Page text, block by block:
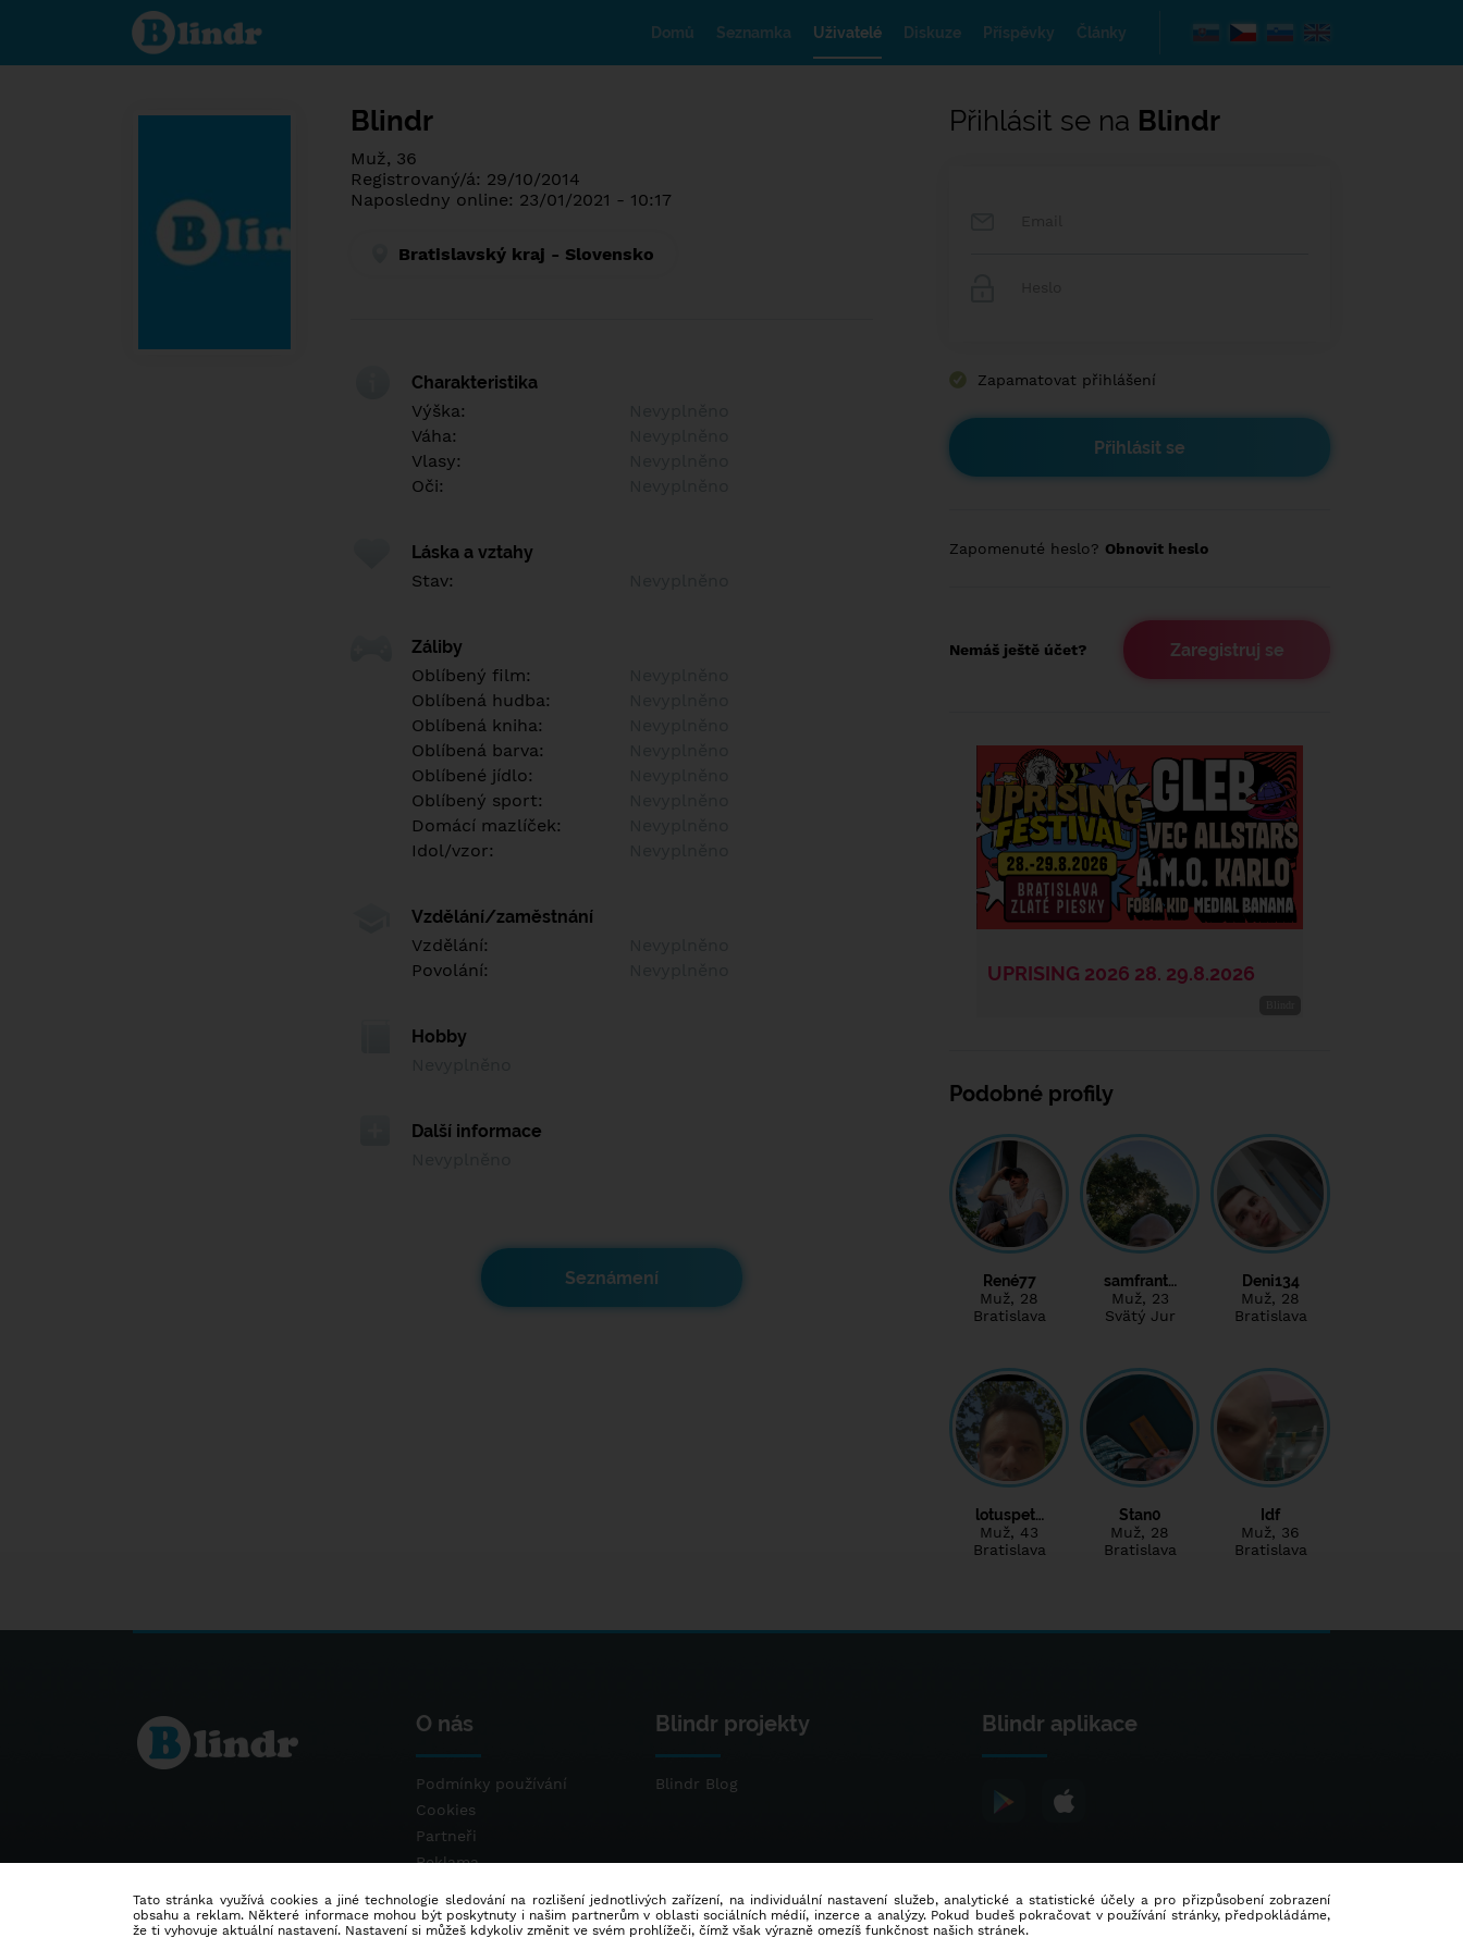
Poznej co je
pod maskou.
Seznamovací
Domů Seznamka Uživatelé Diskuze Příspěvky Články
Blindr
Muž, 36
Registrovaný/á: 29/10/2014
Naposledny online: 23/01/2021 - 10:17
Bratislavský kraj - Slovensko
Charakteristika
Výška:
Váha:
Vlasy:
Oči:
Láska a vztahy
Stav:
Záliby
Oblíbený film:
Oblíbená hudba:
Oblíbená kniha:
Oblíbená barva:
Oblíbené jídlo:
Oblíbený sport:
Domácí mazlíček:
Idol/vzor:
Vzdělání/zaměstnání
Vzdělání:
Povolání:
Hobby
Další informace
Seznámení
Přihlásit se na Blindr
Zapamatovat přihlášení
Zapomenuté heslo? Obnovit heslo
Nemáš ještě účet? Zaregistruj se
Podobné profily
René77
Muž, 28
Bratislava
samfrant…
Muž, 23
Svätý Jur
Deni134
Muž, 28
Bratislava
lotuspet…
Muž, 43
Bratislava
Stan0
Muž, 28
Bratislava
Idf
Muž, 36
Bratislava
O nás
Podmínky používání
Cookies
Partneři
Reklama
Blindr projekty
Blindr Blog
Blindr aplikace
Tato stránka využívá cookies a jiné technologie sledování na rozlišení jednotlivých zařízení, na individuální nastavení služeb, analytické a statistické účely a pro přizpůsobení zobrazení
obsahu a reklam. Některé informace mohou být poskytnuty i našim partnerům v oblasti sociálních médií, inzerce a analýzy. Pokud budeš pokračovat v používání stránky, předpokládáme,
že ti vyhovuje aktuální nastavení. Nastavení si můžeš kdykoliv změnit ve svém prohlížeči, čímž však výrazně omezíš funkčnost našich stránek.